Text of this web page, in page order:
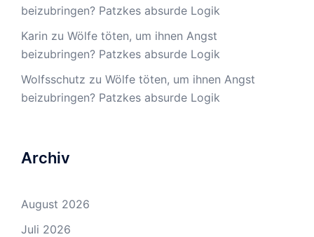
beizubringen? Patzkes absurde Logik
Karin zu Wölfe töten, um ihnen Angst
beizubringen? Patzkes absurde Logik
Wolfsschutz zu Wölfe töten, um ihnen Angst
beizubringen? Patzkes absurde Logik
Archiv
August 2026
Juli 2026